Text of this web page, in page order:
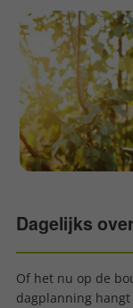
Dagelijks
Of het nu op de
dagplanning